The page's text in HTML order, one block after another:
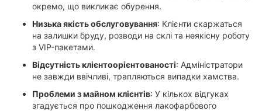
окремо, що викликає обурення.
Низька якість обслуговування: Клієнти скаржаться
на залишки бруду, розводи на склі та неякісну роботу
з VIP-пакетами.
Відсутність клієнтоорієнтованості: Адміністратори
не завжди ввічливі, трапляються випадки хамства.
Проблеми з майном клієнтів: У кількох відгуках
згадується про пошкодження лакофарбового